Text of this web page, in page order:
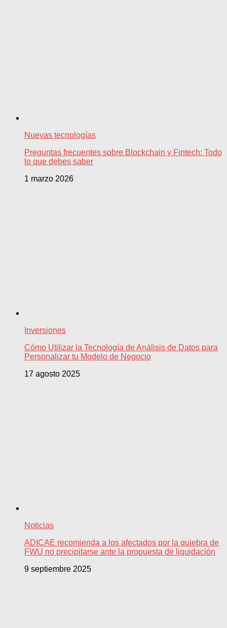
Nuevas tecnologías
Preguntas frecuentes sobre Blockchain y Fintech: Todo
lo que debes saber
1 marzo 2026
Inversiones
Cómo Utilizar la Tecnología de Análisis de Datos para
Personalizar tu Modelo de Negocio
17 agosto 2025
Noticias
ADICAE recomienda a los afectados por la quiebra de
FWU no precipitarse ante la propuesta de liquidación
9 septiembre 2025